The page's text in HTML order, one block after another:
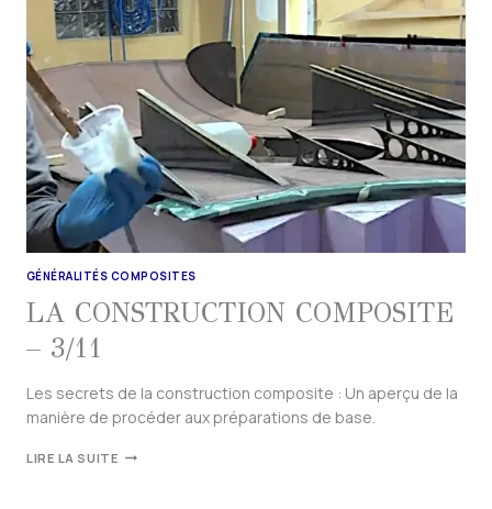
GÉNÉRALITÉS COMPOSITES
LA CONSTRUCTION COMPOSITE
– 3/11
Les secrets de la construction composite : Un aperçu de la
manière de procéder aux préparations de base.
LIRE LA SUITE